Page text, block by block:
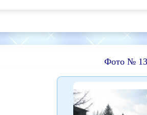
Фото №